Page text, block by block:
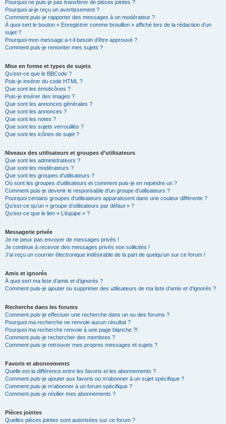
Pourquoi ne puis-je pas transférer de pièces jointes ?
Pourquoi ai-je reçu un avertissement ?
Comment puis-je rapporter des messages à un modérateur ?
À quoi sert le bouton « Enregistrer comme brouillon » affiché lors de la rédaction d’un
sujet ?
Pourquoi mon message a-t-il besoin d’être approuvé ?
Comment puis-je remonter mes sujets ?
Mise en forme et types de sujets
Qu’est-ce que le BBCode ?
Puis-je insérer du code HTML ?
Que sont les émoticônes ?
Puis-je insérer des images ?
Que sont les annonces générales ?
Que sont les annonces ?
Que sont les notes ?
Que sont les sujets verrouillés ?
Que sont les icônes de sujet ?
Niveaux des utilisateurs et groupes d’utilisateurs
Que sont les administrateurs ?
Que sont les modérateurs ?
Que sont les groupes d’utilisateurs ?
Où sont les groupes d’utilisateurs et comment puis-je en rejoindre un ?
Comment puis-je devenir le responsable d’un groupe d’utilisateurs ?
Pourquoi certains groupes d’utilisateurs apparaissent dans une couleur différente ?
Qu’est-ce qu’un « groupe d’utilisateurs par défaut » ?
Qu’est-ce que le lien « L’équipe » ?
Messagerie privée
Je ne peux pas envoyer de messages privés !
Je continue à recevoir des messages privés non sollicités !
J’ai reçu un courrier électronique indésirable de la part de quelqu’un sur ce forum !
Amis et ignorés
À quoi sert ma liste d’amis et d’ignorés ?
Comment puis-je ajouter ou supprimer des utilisateurs de ma liste d’amis et d’ignorés ?
Recherche dans les forums
Comment puis-je effectuer une recherche dans un ou des forums ?
Pourquoi ma recherche ne renvoie aucun résultat ?
Pourquoi ma recherche renvoie à une page blanche ?!
Comment puis-je rechercher des membres ?
Comment puis-je retrouver mes propres messages et sujets ?
Favoris et abonnements
Quelle est la différence entre les favoris et les abonnements ?
Comment puis-je ajouter aux favoris ou m’abonner à un sujet spécifique ?
Comment puis-je m’abonner à un forum spécifique ?
Comment puis-je résilier mes abonnements ?
Pièces jointes
Quelles pièces jointes sont autorisées sur ce forum ?